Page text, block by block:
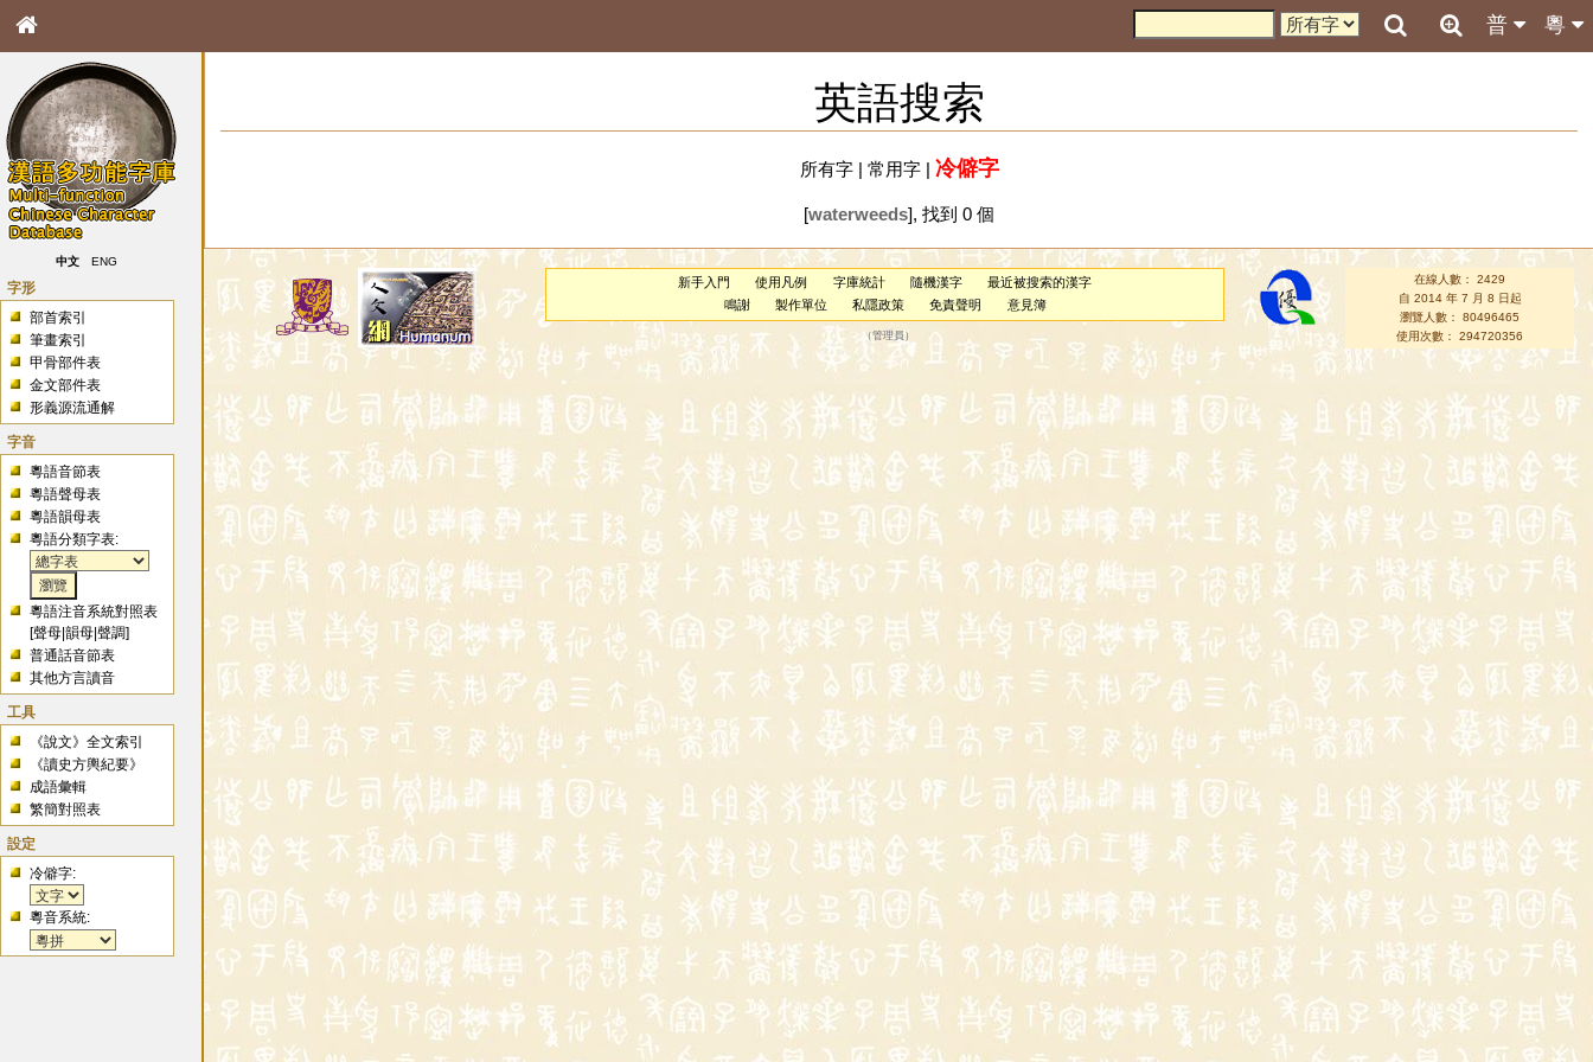
粵
普
中文 ENG
字形
部首索引
筆畫索引
甲骨部件表
金文部件表
形義源流通解
字音
粵語音節表
粵語聲母表
粵語韻母表
粵語分類字表:
粵語注音系統對照表
[聲母 |韻母 |聲調]
普通話音節表
其他方言讀音
工具
《說文》全文索引
《讀史方輿紀要》
成語彙輯
繁簡對照表
設定
冷僻字:
粵音系統:
英語搜索
所有字| 常用字| 冷僻字
[waterweeds], 找到 0 個
新手入門 使用凡例 字庫統計 隨機漢字
最近被搜索的漢字
鳴謝
製作單位 私隱政策 免責聲明 意見簿
（管理員 ）
在線人數： 2429
自 2014 年 7 月 8 日起
瀏覽人數： 80496465
使用次數： 294720356